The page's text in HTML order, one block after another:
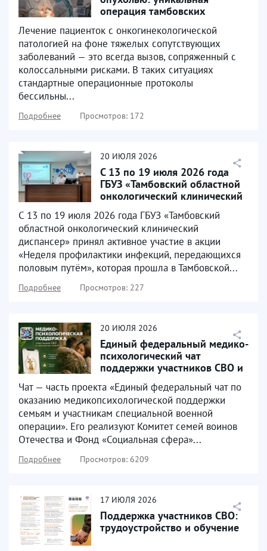
операция тамбовских
пациентке»...
Лечение пациенток с онкогинекологической
патологией на фоне тяжелых сопутствующих
заболеваний — это всегда вызов, сопряженный с
колоссальными рисками. В таких ситуациях
стандартные операционные протоколы
бессильны...
Подробнее Просмотров: 172
20 ИЮЛЯ 2026
С 13 по 19 июля 2026 года
ГБУЗ «Тамбовский областной
онкологический клинический
С 13 по 19 июля 2026 года ГБУЗ «Тамбовский
областной онкологический клинический
диспансер» принял активное участие в акции
«Неделя профилактики инфекций, передающихся
половым путём», которая прошла в Тамбовской...
Подробнее Просмотров: 227
20 ИЮЛЯ 2026
Единый федеральный медико-
психологический чат
поддержки участников СВО и
Чат — часть проекта «Единый федеральный чат по
оказанию медикопсихологической поддержки
семьям и участникам специальной военной
операции». Его реализуют Комитет семей воинов
Отечества и Фонд «Социальная сфера»...
Подробнее Просмотров: 6209
17 ИЮЛЯ 2026
Поддержка участников СВО:
трудоустройство и обучение